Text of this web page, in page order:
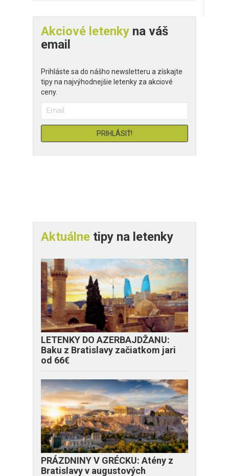
Akciové letenky na váš
email
Prihláste sa do nášho newsletteru a získajte
tipy na najvýhodnejšie letenky za akciové
ceny.
Aktuálne tipy na letenky
LETENKY DO AZERBAJDŽANU:
Baku z Bratislavy začiatkom jari
od 66€
PRÁZDNINY V GRÉCKU: Atény z
Bratislavy v augustových